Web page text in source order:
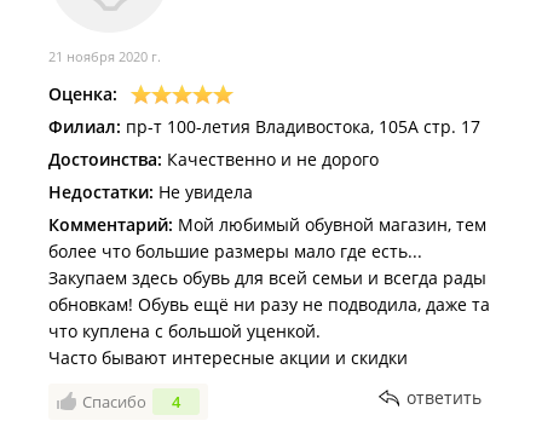
21 ноября 2020 г.
Оценка:
Филиал: пр-т 100-летия Владивостока, 105А стр. 17
Достоинства: Качественно и не дорого
Недостатки: Не увидела
Комментарий: Мой любимый обувной магазин, тем
более что большие размеры мало где есть...
Закупаем здесь обувь для всей семьи и всегда рады
обновкам! Обувь ещё ни разу не подводила, даже та
что куплена с большой уценкой.
Часто бывают интересные акции и скидки
Спасибо 4 ответить